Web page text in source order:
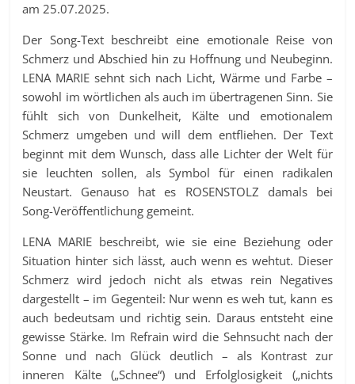
am 25.07.2025.
Der Song-Text beschreibt eine emotionale Reise von
Schmerz und Abschied hin zu Hoffnung und Neubeginn.
LENA MARIE sehnt sich nach Licht, Wärme und Farbe –
sowohl im wörtlichen als auch im übertragenen Sinn. Sie
fühlt sich von Dunkelheit, Kälte und emotionalem
Schmerz umgeben und will dem entfliehen. Der Text
beginnt mit dem Wunsch, dass alle Lichter der Welt für
sie leuchten sollen, als Symbol für einen radikalen
Neustart. Genauso hat es ROSENSTOLZ damals bei
Song-Veröffentlichung gemeint.
LENA MARIE beschreibt, wie sie eine Beziehung oder
Situation hinter sich lässt, auch wenn es wehtut. Dieser
Schmerz wird jedoch nicht als etwas rein Negatives
dargestellt – im Gegenteil: Nur wenn es weh tut, kann es
auch bedeutsam und richtig sein. Daraus entsteht eine
gewisse Stärke. Im Refrain wird die Sehnsucht nach der
Sonne und nach Glück deutlich – als Kontrast zur
inneren Kälte („Schnee“) und Erfolglosigkeit („nichts